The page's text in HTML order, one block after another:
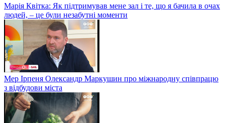
Марія Квітка: Як підтримував мене зал і те, що я бачила в очах
людей, – це були незабутні моменти
Мер Ірпеня Олександр Маркушин про міжнародну співпрацю
з відбудови міста